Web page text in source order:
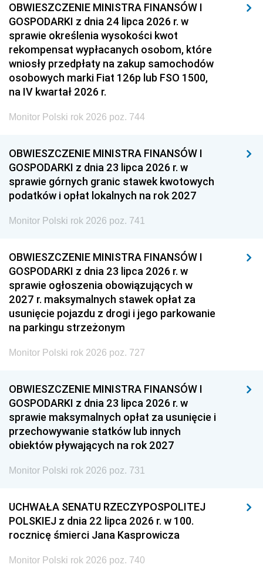
OBWIESZCZENIE MINISTRA FINANSÓW I
GOSPODARKI z dnia 24 lipca 2026 r. w
sprawie określenia wysokości kwot
rekompensat wypłacanych osobom, które
wniosły przedpłaty na zakup samochodów
osobowych marki Fiat 126p lub FSO 1500,
na IV kwartał 2026 r.
Monitor Polski rok 2026 poz. 744
OBWIESZCZENIE MINISTRA FINANSÓW I
GOSPODARKI z dnia 23 lipca 2026 r. w
sprawie górnych granic stawek kwotowych
podatków i opłat lokalnych na rok 2027
Monitor Polski rok 2026 poz. 741
OBWIESZCZENIE MINISTRA FINANSÓW I
GOSPODARKI z dnia 23 lipca 2026 r. w
sprawie ogłoszenia obowiązujących w
2027 r. maksymalnych stawek opłat za
usunięcie pojazdu z drogi i jego parkowanie
na parkingu strzeżonym
Monitor Polski rok 2026 poz. 727
OBWIESZCZENIE MINISTRA FINANSÓW I
GOSPODARKI z dnia 23 lipca 2026 r. w
sprawie maksymalnych opłat za usunięcie i
przechowywanie statków lub innych
obiektów pływających na rok 2027
Monitor Polski rok 2026 poz. 731
UCHWAŁA SENATU RZECZYPOSPOLITEJ
POLSKIEJ z dnia 22 lipca 2026 r. w 100.
rocznicę śmierci Jana Kasprowicza
Monitor Polski rok 2026 poz. 740